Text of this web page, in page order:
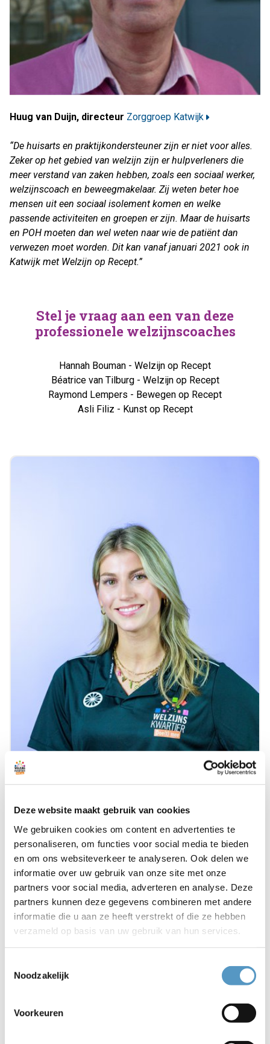
Deze website maakt gebruik van cookies
We gebruiken cookies om content en advertenties te
personaliseren, om functies voor social media te bieden
en om ons websiteverkeer te analyseren. Ook delen we
informatie over uw gebruik van onze site met onze
partners voor social media, adverteren en analyse. Deze
partners kunnen deze gegevens combineren met andere
informatie die u aan ze heeft verstrekt of die ze hebben
verzameld op basis van uw gebruik van hun services.
Noodzakelijk
Voorkeuren
Huug van Duijn, directeur Zorggroep Katwijk
“De huisarts en praktijkondersteuner zijn er niet voor alles.
Zeker op het gebied van welzijn zijn er hulpverleners die
meer verstand van zaken hebben, zoals een sociaal werker,
welzijnscoach en beweegmakelaar. Zij weten beter hoe
mensen uit een sociaal isolement komen en welke
passende activiteiten en groepen er zijn. Maar de huisarts
en POH moeten dan wel weten naar wie de patiënt dan
verwezen moet worden. Dit kan vanaf januari 2021 ook in
Katwijk met Welzijn op Recept.”
Stel je vraag aan een van deze
professionele welzijnscoaches
Hannah Bouman - Welzijn op Recept
Béatrice van Tilburg - Welzijn op Recept
Raymond Lempers - Bewegen op Recept
Asli Filiz - Kunst op Recept
Hannah Bouman
Sociaal werker - Welzijn op Recept
06-23096360
WhatsApp
HannahBouman@welzijnskwartier.nl